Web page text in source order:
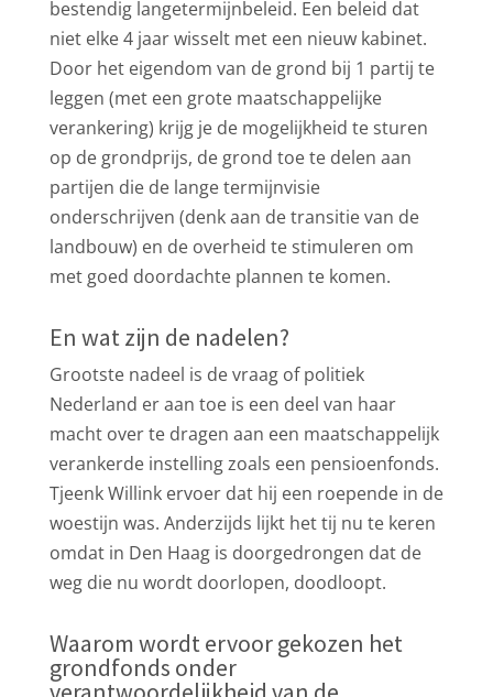
bestendig langetermijnbeleid. Een beleid dat
niet elke 4 jaar wisselt met een nieuw kabinet.
Door het eigendom van de grond bij 1 partij te
leggen (met een grote maatschappelijke
verankering) krijg je de mogelijkheid te sturen
op de grondprijs, de grond toe te delen aan
partijen die de lange termijnvisie
onderschrijven (denk aan de transitie van de
landbouw) en de overheid te stimuleren om
met goed doordachte plannen te komen.
En wat zijn de nadelen?
Grootste nadeel is de vraag of politiek
Nederland er aan toe is een deel van haar
macht over te dragen aan een maatschappelijk
verankerde instelling zoals een pensioenfonds.
Tjeenk Willink ervoer dat hij een roepende in de
woestijn was. Anderzijds lijkt het tij nu te keren
omdat in Den Haag is doorgedrongen dat de
weg die nu wordt doorlopen, doodloopt.
Waarom wordt ervoor gekozen het
grondfonds onder